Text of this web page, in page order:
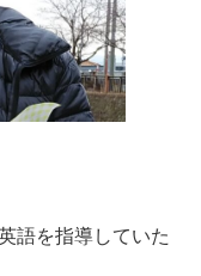
語を指導していた